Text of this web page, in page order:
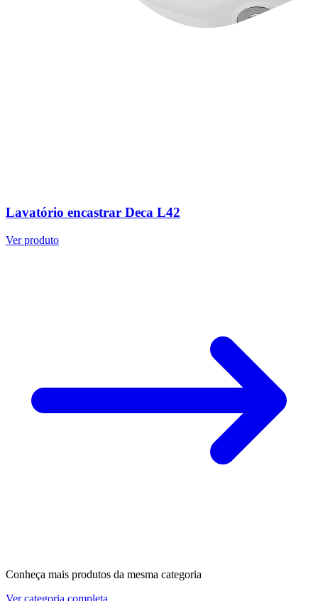
Lavatório encastrar Deca L42
Ver produto
Conheça mais produtos da mesma categoria
Ver categoria completa